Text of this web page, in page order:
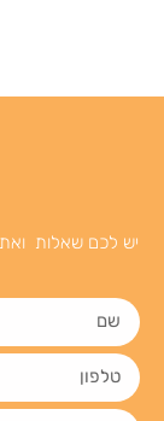
יש לכם שאלות